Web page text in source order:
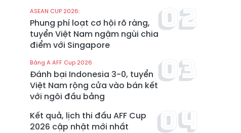
ASEAN CUP 2026:
Phung phí loạt cơ hội rõ ràng,
tuyển Việt Nam ngậm ngùi chia
điểm với Singapore
Bảng A AFF Cup 2026
Đánh bại Indonesia 3-0, tuyển
Việt Nam rộng cửa vào bán kết
với ngôi đầu bảng
Kết quả, lịch thi đấu AFF Cup
2026 cập nhật mới nhất